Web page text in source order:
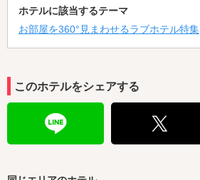
ホテルに該当するテーマ
お部屋を360°見まわせるラブホテル特集
このホテルをシェアする